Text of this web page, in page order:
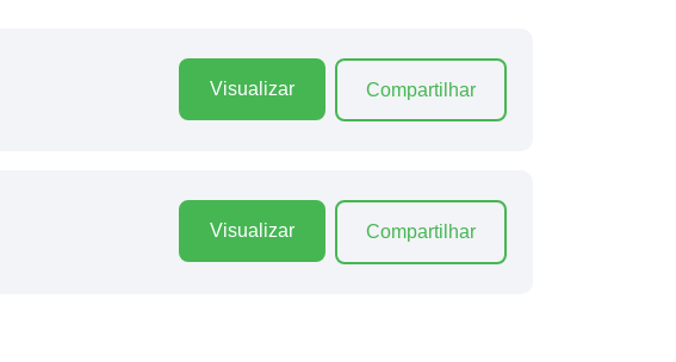
Visualizar Compartilhar
Visualizar Compartilhar